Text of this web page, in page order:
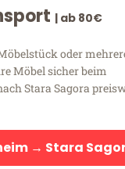
| ab 80€
oder
Möbel sicher beim
Stara Sagora
→ Stara